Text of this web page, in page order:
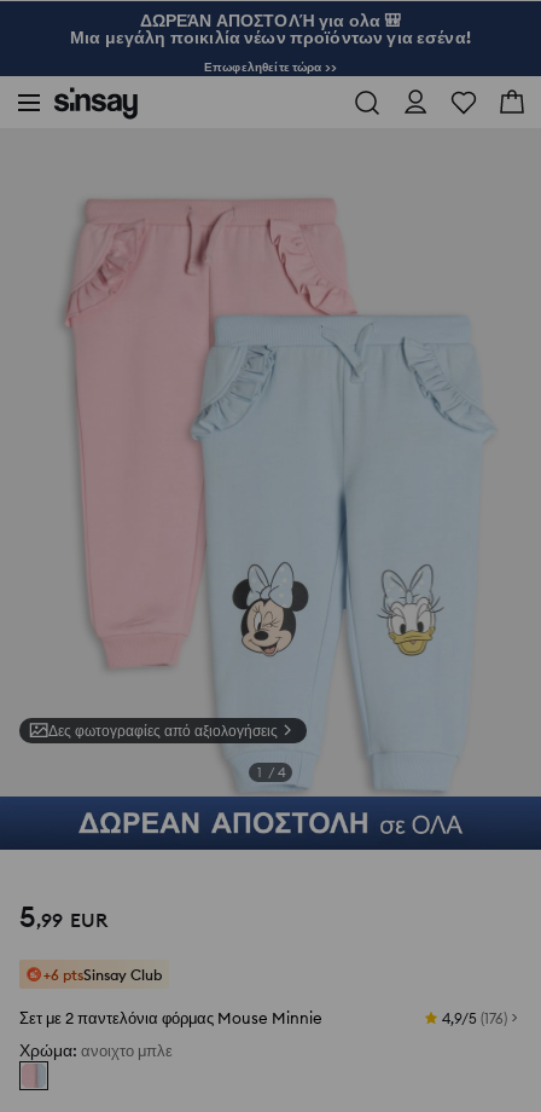
ΔΩΡΕΆΝ ΑΠΟΣΤΟΛΉ για ολα 🎒
Μια μεγάλη ποικιλία νέων προϊόντων για εσένα!
Επωφεληθείτε τώρα >>
Δες φωτογραφίες από αξιολογήσεις
1 / 4
5,99 EUR
+6 ptsSinsay Club
Σετ με 2 παντελόνια φόρμας Mouse Minnie 4,9/5 (176)
Χρώμα: ανοιχτο μπλε